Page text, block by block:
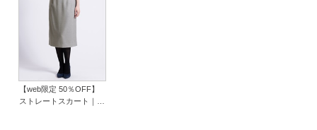
【web限定 50％OFF】
ストレートスカート｜